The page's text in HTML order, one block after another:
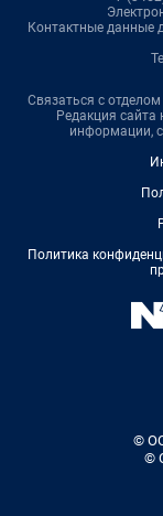
Контактные данные
Связаться с
Редакция сайта
информации,
Политика
©
©